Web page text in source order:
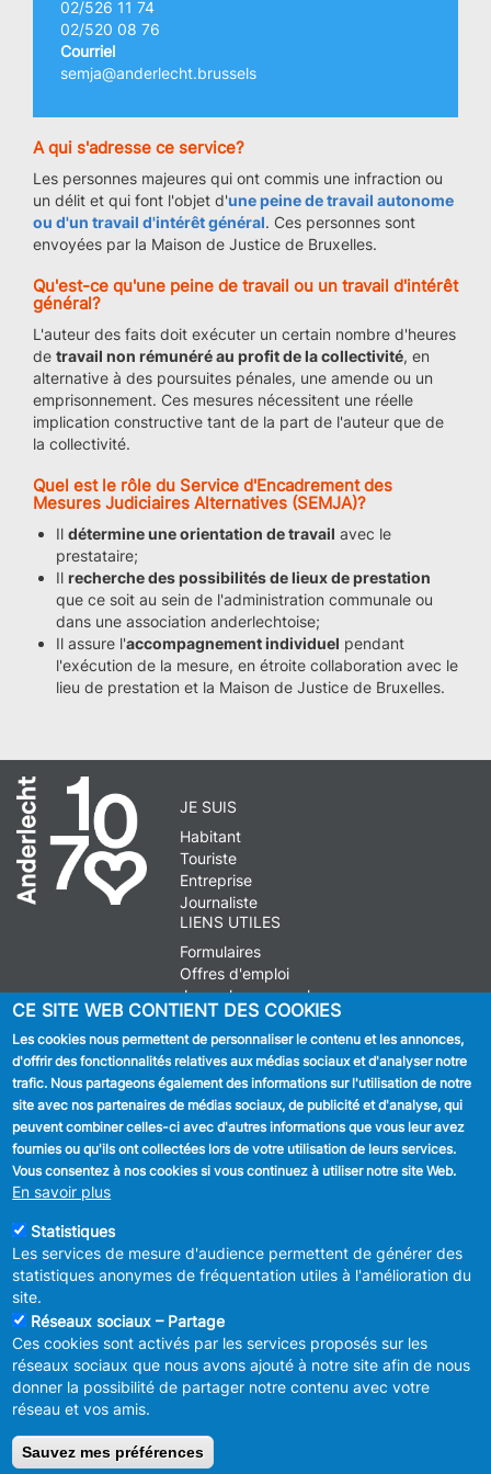
02/526 11 74
02/520 08 76
Courriel
semja@anderlecht.brussels
A qui s'adresse ce service?
Les personnes majeures qui ont commis une infraction ou
un délit et qui font l'objet d'une peine de travail autonome
ou d'un travail d'intérêt général. Ces personnes sont
envoyées par la Maison de Justice de Bruxelles.
Qu'est-ce qu'une peine de travail ou un travail d'intérêt
général?
L'auteur des faits doit exécuter un certain nombre d'heures
de travail non rémunéré au profit de la collectivité, en
alternative à des poursuites pénales, une amende ou un
emprisonnement. Ces mesures nécessitent une réelle
implication constructive tant de la part de l'auteur que de
la collectivité.
Quel est le rôle du Service d'Encadrement des
Mesures Judiciaires Alternatives (SEMJA)?
Il détermine une orientation de travail avec le
prestataire;
Il recherche des possibilités de lieux de prestation
que ce soit au sein de l'administration communale ou
dans une association anderlechtoise;
Il assure l'accompagnement individuel pendant
l'exécution de la mesure, en étroite collaboration avec le
lieu de prestation et la Maison de Justice de Bruxelles.
JE SUIS
Habitant
Touriste
Entreprise
Journaliste
LIENS UTILES
Formulaires
Offres d'emploi
Journal communal
Stationnement
SUIVEZ NOUS
Facebook
Linkedin
MENU
FOOTER
LEGAL
Déclaration de confidentialité
Déclaration d'accessibilité
modération des réseaux sociaux
CE SITE WEB CONTIENT DES COOKIES
Les cookies nous permettent de personnaliser le contenu et les annonces,
d'offrir des fonctionnalités relatives aux médias sociaux et d'analyser notre
trafic. Nous partageons également des informations sur l'utilisation de notre
site avec nos partenaires de médias sociaux, de publicité et d'analyse, qui
peuvent combiner celles-ci avec d'autres informations que vous leur avez
fournies ou qu'ils ont collectées lors de votre utilisation de leurs services.
Vous consentez à nos cookies si vous continuez à utiliser notre site Web.
En savoir plus
Statistiques
Les services de mesure d'audience permettent de générer des
statistiques anonymes de fréquentation utiles à l'amélioration du
site.
Réseaux sociaux – Partage
Ces cookies sont activés par les services proposés sur les
réseaux sociaux que nous avons ajouté à notre site afin de nous
donner la possibilité de partager notre contenu avec votre
réseau et vos amis.
Sauvez mes préférences